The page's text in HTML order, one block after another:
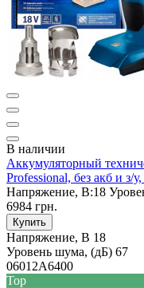
В наличии
Аккумуляторный
Professional, без акб и з/
Напряжение, В:18
6984 грн.
Купить
Напряжение, В 18
Уровень шума, (дБ) 67
06012A6400
Top